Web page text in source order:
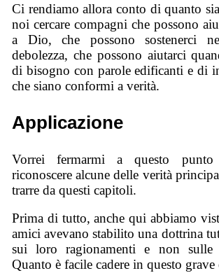
Ci rendiamo allora conto di quanto
noi cercare compagni che possono
a Dio, che possono sostenerci
debolezza, che possono aiutarci
di bisogno con parole edificanti e di
che siano conformi a verità.
Applicazione
Vorrei fermarmi a questo
riconoscere alcune delle verità
trarre da questi capitoli.
Prima di tutto, anche qui abbiamo
amici avevano stabilito una dottrina
sui loro ragionamenti e non
Quanto è facile cadere in questo grave